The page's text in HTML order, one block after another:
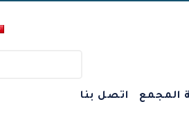
المجمع اتصل بنا